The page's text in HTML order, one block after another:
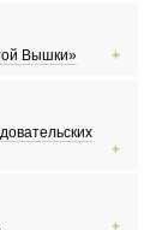
Вышки»